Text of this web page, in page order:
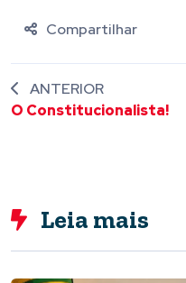
Compartilhar
ANTERIOR
O Constitucionalista!
Leia mais